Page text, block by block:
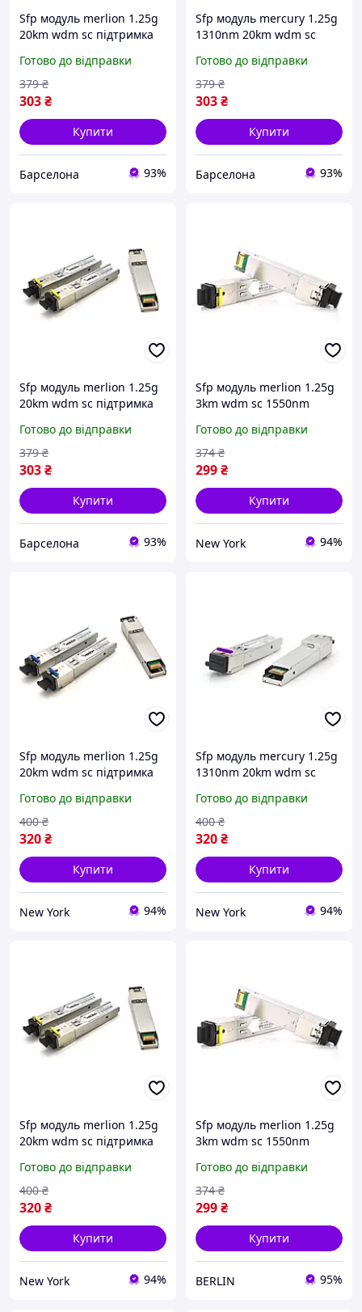
Sfp модуль merlion 1.25g
20km wdm sc підтримка
Готово до відправки
303₴
379 ₴
Купити
Барселона 93%
Sfp модуль mercury 1.25g
1310nm 20km wdm sc
rx1550
Готово до відправки
303₴
379 ₴
Купити
Барселона 93%
Sfp модуль merlion 1.25g
20km wdm sc підтримка
Готово до відправки
303₴
379 ₴
Купити
Барселона 93%
Sfp модуль merlion 1.25g
3km wdm sc 1550nm
Готово до відправки
299₴
374 ₴
Купити
New York 94%
Sfp модуль merlion 1.25g
20km wdm sc підтримка
newyork
Готово до відправки
320₴
400 ₴
Купити
New York 94%
Sfp модуль mercury 1.25g
1310nm 20km wdm sc
rx1550 newyork
Готово до відправки
320₴
400 ₴
Купити
New York 94%
Sfp модуль merlion 1.25g
20km wdm sc підтримка
newyork
Готово до відправки
320₴
400 ₴
Купити
New York 94%
Sfp модуль merlion 1.25g
3km wdm sc 1550nm
Готово до відправки
299₴
374 ₴
Купити
BERLIN 95%